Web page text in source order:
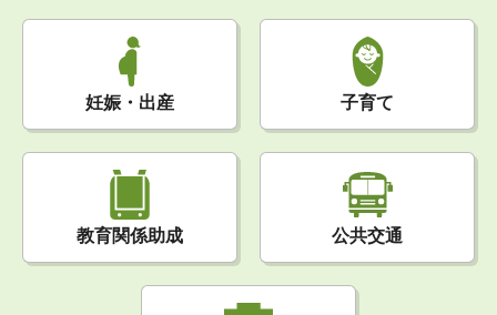
妊娠・出産 子育て
教育関係助成 公共交通